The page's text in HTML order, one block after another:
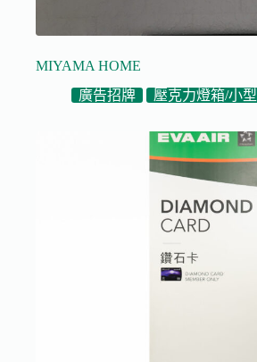
MIYAMA HOME
廣告招牌
壓克力燈箱/小型